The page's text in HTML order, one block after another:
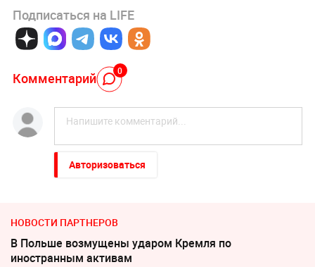
Подписаться на LIFE
Комментарий 0
Авторизоваться
НОВОСТИ ПАРТНЕРОВ
В Польше возмущены ударом Кремля по
иностранным активам